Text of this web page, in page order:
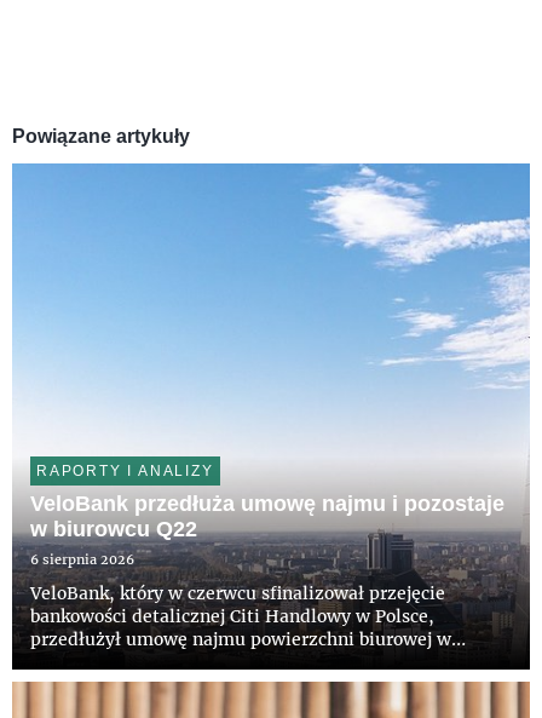
Powiązane artykuły
RAPORTY I ANALIZY
VeloBank przedłuża umowę najmu i pozostaje
w biurowcu Q22
6 sierpnia 2026
VeloBank, który w czerwcu sfinalizował przejęcie
bankowości detalicznej Citi Handlowy w Polsce,
przedłużył umowę najmu powierzchni biurowej w
prestiżowym budynku na kolejne lata. Właścicielowi